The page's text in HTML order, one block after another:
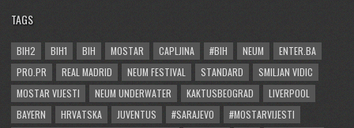
TAGS
BIH2 BIH1 BIH MOSTAR CAPLJINA #BIH NEUM
ENTER.BA
PRO.PR
REAL MADRID NEUM FESTIVAL STANDARD
SMILJAN VIDIC
MOSTAR VIJESTI
NEUM UNDERWATER KAKTUSBEOGRAD
LIVERPOOL
BAYERN
HRVATSKA JUVENTUS #SARAJEVO
#MOSTARVIJESTI